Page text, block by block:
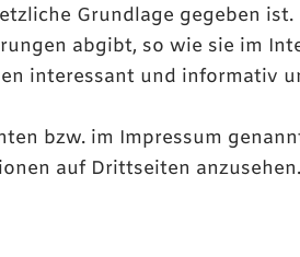
Grundlage gegeben
abgibt, so wie sie im
interessant und informativ
bzw. im Impressum
auf Drittseiten